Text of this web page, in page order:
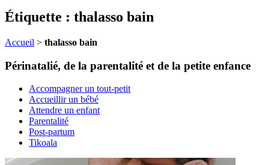
Étiquette : thalasso bain
Accueil > thalasso bain
Périnatalié, de la parentalité et de la petite enfance
Accompagner un tout-petit
Accueillir un bébé
Attendre un enfant
Parentalité
Post-partum
Tikoala